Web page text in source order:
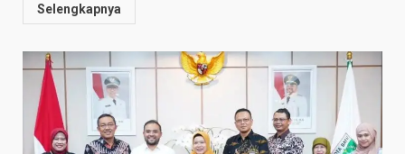
Selengkapnya